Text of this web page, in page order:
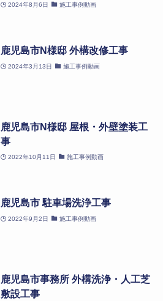
2024年8月6日 施工事例動画
鹿児島市N様邸 外構改修工事
2024年3月13日 施工事例動画
鹿児島市N様邸 屋根・外壁塗装工
事
2022年10月11日 施工事例動画
鹿児島市 駐車場洗浄工事
2022年9月2日 施工事例動画
鹿児島市事務所 外構洗浄・人工芝
敷設工事